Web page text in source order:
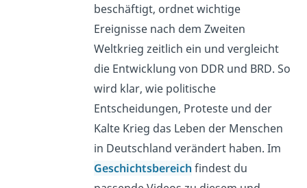
beschäftigt, ordnet wichtige
Ereignisse nach dem Zweiten
Weltkrieg zeitlich ein und vergleicht
die Entwicklung von DDR und BRD. So
wird klar, wie politische
Entscheidungen, Proteste und der
Kalte Krieg das Leben der Menschen
in Deutschland verändert haben. Im
Geschichtsbereich findest du